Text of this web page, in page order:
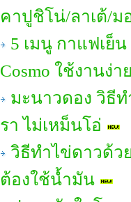
คาปูชิโน่/ลาเต้/ม
5 เมนู กาแฟเย็น
Cosmo ใช้งานง่
มะนาวดอง วิธี
รา ไม่เหม็นโอ่
วิธีทำไข่ดาวด้ว
ต้องใช้น้ำมัน